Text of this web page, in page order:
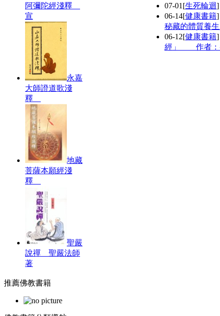
阿彌陀經淺釋
宣
永嘉
大師證道歌淺
釋
地藏
菩薩本願經淺
釋
聖嚴
說禪 聖嚴法師
著
07-01 [生死輪迴
06-14[健康書籍
秘藏的體質養
06-12[健康書籍
經」 作者：
推薦佛教書籍